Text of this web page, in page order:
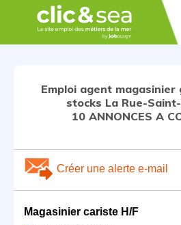
Emploi agent
stocks La Rue-
10 ANNONCES A
Créer une alerte e-mail
Magasinier cariste H/F